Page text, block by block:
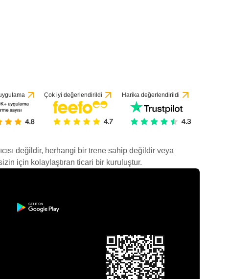
Çok iyi değerlendirildi Harika değerlendirildi
değildir, herhangi bir trene sahip değildir veya
için kolaylaştıran ticari bir kuruluştur.